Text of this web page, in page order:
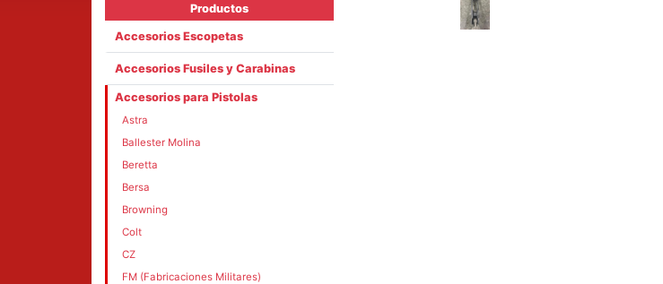
Productos
Accesorios Escopetas
Accesorios Fusiles y Carabinas
Accesorios para Pistolas
Astra
Ballester Molina
Beretta
Bersa
Browning
Colt
CZ
FM (Fabricaciones Militares)